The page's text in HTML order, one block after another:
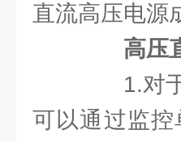
直流高压电源
高压
1.对于
可以通过监